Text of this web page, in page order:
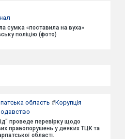
сумка «поставила на вуха»
поліцію (фото)
область #Корупція
проведе перевірку щодо
правопорушень у деяких ТЦК та
області.